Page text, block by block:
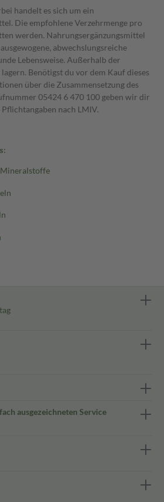
handelt es sich um ein
Die empfohlene Verzehrmenge pro
werden. Nahrungsergänzungsmittel
abwechslungsreiche
Lebensweise. Außerhalb der
Benötigst du vor dem Kauf dieses
über die Zusammensetzung des
05424 6 470 100 geben wir dir
nach LMIV.
ausgezeichneten Service